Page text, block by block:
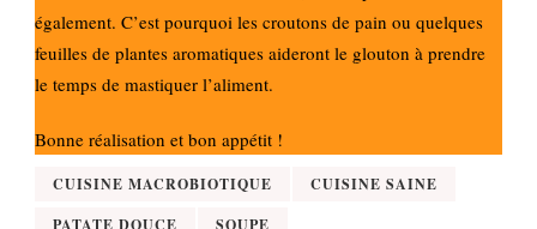
également. C’est pourquoi les croutons de pain ou quelques
feuilles de plantes aromatiques aideront le glouton à prendre
le temps de mastiquer l’aliment.
Bonne réalisation et bon appétit !
CUISINE MACROBIOTIQUE
CUISINE SAINE
PATATE DOUCE
SOUPE